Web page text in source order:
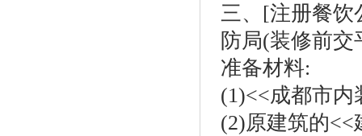
三、[注册餐饮
防局(装修前
准备材料:
(1)<<成都市
(2)原建筑的